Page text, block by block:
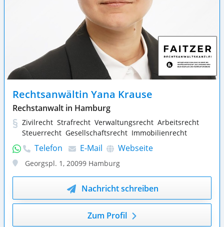
Rechtsanwältin Yana Krause
Rechstanwalt in Hamburg
Zivilrecht Strafrecht Verwaltungsrecht Arbeitsrecht
Steuerrecht Gesellschaftsrecht Immobilienrecht
Telefon E-Mail Webseite
Georgspl. 1 , 20099 Hamburg
Nachricht schreiben
Zum Profil